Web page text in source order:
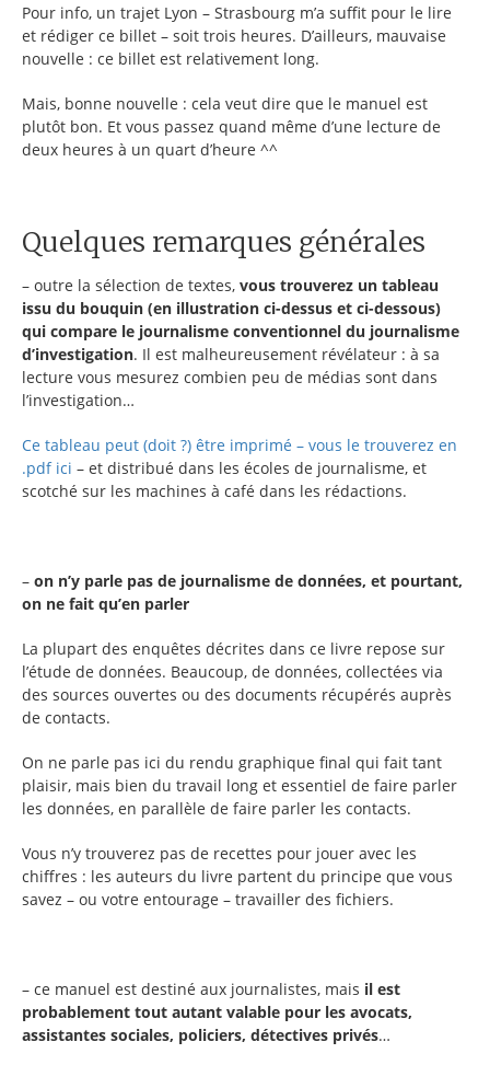
Pour info, un trajet Lyon – Strasbourg m’a suffit pour le lire
et rédiger ce billet – soit trois heures. D’ailleurs, mauvaise
nouvelle : ce billet est relativement long.
Mais, bonne nouvelle : cela veut dire que le manuel est
plutôt bon. Et vous passez quand même d’une lecture de
deux heures à un quart d’heure ^^
Quelques remarques générales
– outre la sélection de textes, vous trouverez un tableau
issu du bouquin (en illustration ci-dessus et ci-dessous)
qui compare le journalisme conventionnel du journalisme
d’investigation. Il est malheureusement révélateur : à sa
lecture vous mesurez combien peu de médias sont dans
l’investigation…
Ce tableau peut (doit ?) être imprimé – vous le trouverez en
.pdf ici – et distribué dans les écoles de journalisme, et
scotché sur les machines à café dans les rédactions.
– on n’y parle pas de journalisme de données, et pourtant,
on ne fait qu’en parler
La plupart des enquêtes décrites dans ce livre repose sur
l’étude de données. Beaucoup, de données, collectées via
des sources ouvertes ou des documents récupérés auprès
de contacts.
On ne parle pas ici du rendu graphique final qui fait tant
plaisir, mais bien du travail long et essentiel de faire parler
les données, en parallèle de faire parler les contacts.
Vous n’y trouverez pas de recettes pour jouer avec les
chiffres : les auteurs du livre partent du principe que vous
savez – ou votre entourage – travailler des fichiers.
– ce manuel est destiné aux journalistes, mais il est
probablement tout autant valable pour les avocats,
assistantes sociales, policiers, détectives privés…